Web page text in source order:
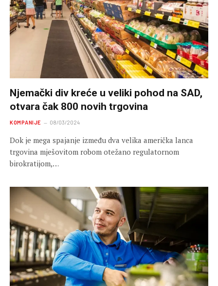
Njemački div kreće u veliki pohod na SAD,
otvara čak 800 novih trgovina
KOMPANIJE 08/03/2024
Dok je mega spajanje između dva velika američka lanca
trgovina mješovitom robom otežano regulatornom
birokratijom,…